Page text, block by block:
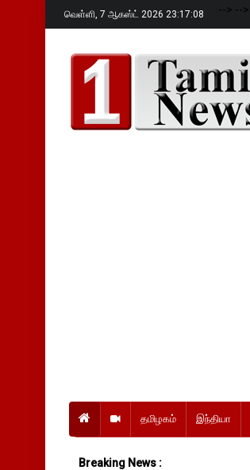
வெள்ளி, 7 ஆகஸ்ட் 2026 23:17:09 --> -->
தமிழகம் இந்தியா
Breaking News :